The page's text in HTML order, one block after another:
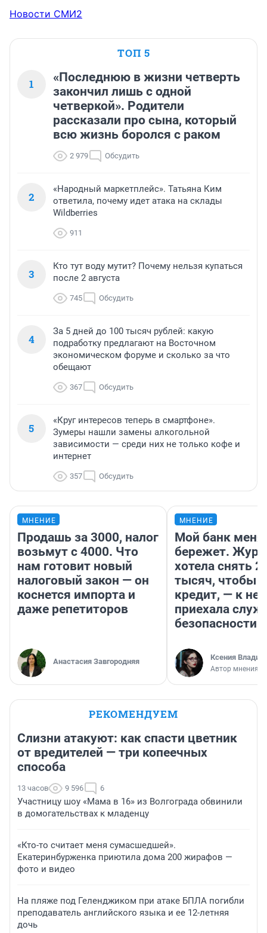
Новости СМИ2
ТОП 5
1
«Последнюю в жизни четверть
закончил лишь с одной
четверкой». Родители
рассказали про сына, который
всю жизнь боролся с раком
2 979 Обсудить
2
«Народный маркетплейс». Татьяна Ким
ответила, почему идет атака на склады
Wildberries
911
3
Кто тут воду мутит? Почему нельзя купаться
после 2 августа
745 Обсудить
4
За 5 дней до 100 тысяч рублей: какую
подработку предлагают на Восточном
экономическом форуме и сколько за что
обещают
367 Обсудить
5
«Круг интересов теперь в смартфоне».
Зумеры нашли замены алкогольной
зависимости — среди них не только кофе и
интернет
357 Обсудить
МНЕНИЕ
Продашь за 3000, налог
возьмут с 4000. Что
нам готовит новый
налоговый закон — он
коснется импорта и
даже репетиторов
Анастасия Завгородняя
МНЕНИЕ
Мой банк меня
бережет.
хотела снять
тысяч, чтобы
кредит, — к
приехала
безопасности
Ксения
Автор мнения
РЕКОМЕНДУЕМ
Слизни атакуют: как спасти цветник
от вредителей — три копеечных
способа
13 часов 9 596 6
Участницу шоу «Мама в 16» из Волгограда обвинили
в домогательствах к младенцу
«Кто-то считает меня сумасшедшей».
Екатеринбурженка приютила дома 200 жирафов —
фото и видео
На пляже под Геленджиком при атаке БПЛА погибли
преподаватель английского языка и ее 12-летняя
дочь